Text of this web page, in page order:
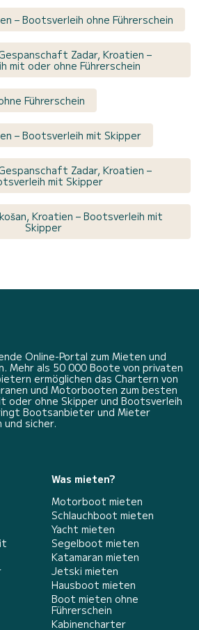
– Bootsverleih ohne Führerschein
Zadar, Kroatien –
mit oder ohne Führerschein
Führerschein
– Bootsverleih mit Skipper
Zadar, Kroatien –
mit Skipper
Kroatien – Bootsverleih mit
Skipper
Online-Portal zum Mieten und
Mehr als 50 000 Boote von privaten
ermöglichen das Chartern von
und Motorbooten zum besten
oder ohne Skipper und Bootsverleih
Bootsanbieter und Mieter
und sicher.
Was mieten?
Motorboot mieten
Schlauchboot mieten
Yacht mieten
Segelboot mieten
Katamaran mieten
Jetski mieten
Hausboot mieten
Boot mieten ohne
Führerschein
Kabinencharter